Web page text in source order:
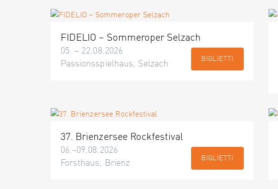
FIDELIO – Sommeroper Selzach
05. – 22.08.2026
Passionsspielhaus, Selzach
BIGLIETTI
37. Brienzersee Rockfestival
06.–09.08.2026
Forsthaus, Brienz
BIGLIETTI